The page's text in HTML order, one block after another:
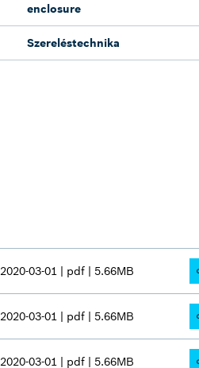
enclosure
Szereléstechnika
2020-03-01 | pdf |5.66MB
2020-03-01 | pdf |5.66MB
2020-03-01 | pdf |5.66MB